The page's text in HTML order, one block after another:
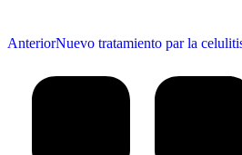
AnteriorPublicación
Nuevo tratamiento par la